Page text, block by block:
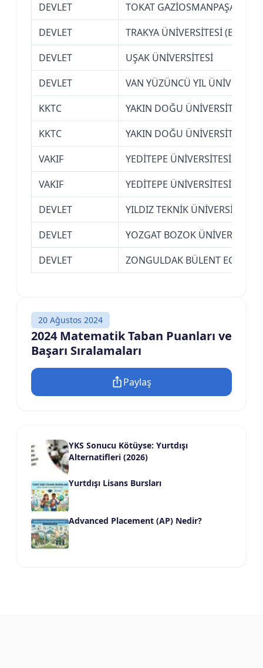
DEVLET
TOKAT GAZİOSMANPAŞA
DEVLET
TRAKYA ÜNİVERSİTESİ
DEVLET
UŞAK ÜNİVERSİTESİ
DEVLET
VAN YÜZÜNCÜ YIL
KKTC
YAKIN DOĞU ÜNİVERSİTESİ
KKTC
YAKIN DOĞU ÜNİVERSİTESİ
VAKIF
YEDİTEPE ÜNİVERSİTESİ
VAKIF
YEDİTEPE ÜNİVERSİTESİ
DEVLET
YILDIZ TEKNİK ÜNİVERSİTESİ
DEVLET
YOZGAT BOZOK ÜNİVERSİTESİ
DEVLET
ZONGULDAK BÜLENT ECEVİT
20 Ağustos 2024
2024 Matematik Taban Puanları ve
Başarı Sıralamaları
Paylaş
YKS Sonucu Kötüyse: Yurtdışı
Alternatifleri (2026)
Yurtdışı Lisans Bursları
Advanced Placement (AP) Nedir?